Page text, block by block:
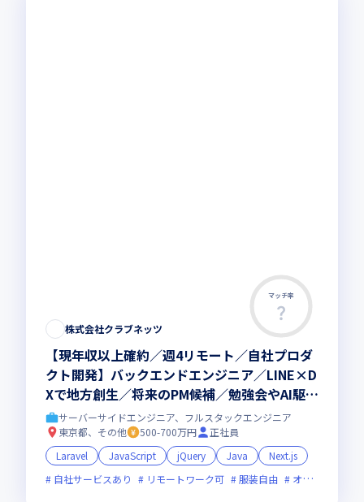
マッチ率
株式会社クラブネッツ
【現年収以上確約／週4リモート／自社プロダ
クト開発】バックエンドエンジニア／LINE×D
Xで地方創生／将来のPM候補／勉強会やAI駆動
型の開発など技術革新に積極的な環境／WEB
アプリ開発(Laravel ・Next.js・AWS)
サーバーサイドエンジニア、フルスタックエンジニア
東京都、その他
500-700万円
正社員
Laravel
JavaScript jQuery Java
Next.js
自社サービスあり
リモートワーク可 服装自由 オンライン選考可